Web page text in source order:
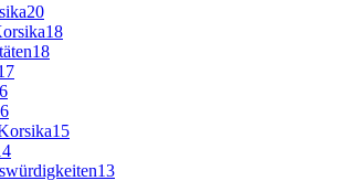
20
18
18
15
13